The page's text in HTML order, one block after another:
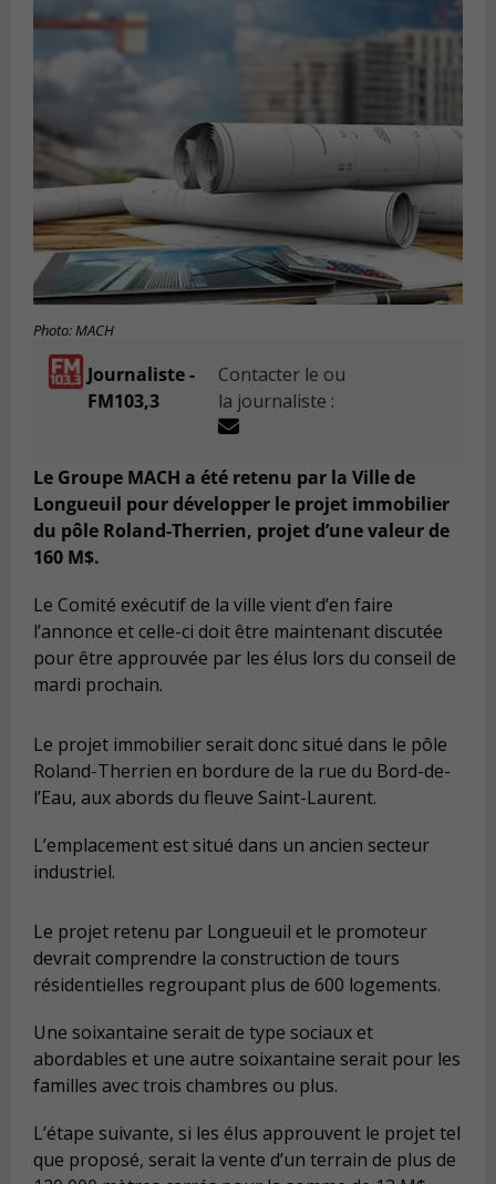
Photo: MACH
Journaliste -
FM103,3
Contacter le ou
la journaliste :
Le Groupe MACH a été retenu par la Ville de
Longueuil pour développer le projet immobilier
du pôle Roland-Therrien, projet d’une valeur de
160 M$.
Le Comité exécutif de la ville vient d’en faire
l’annonce et celle-ci doit être maintenant discutée
pour être approuvée par les élus lors du conseil de
mardi prochain.
Le projet immobilier serait donc situé dans le pôle
Roland-Therrien en bordure de la rue du Bord-de-
l’Eau, aux abords du fleuve Saint-Laurent.
L’emplacement est situé dans un ancien secteur
industriel.
Le projet retenu par Longueuil et le promoteur
devrait comprendre la construction de tours
résidentielles regroupant plus de 600 logements.
Une soixantaine serait de type sociaux et
abordables et une autre soixantaine serait pour les
familles avec trois chambres ou plus.
L’étape suivante, si les élus approuvent le projet tel
que proposé, serait la vente d’un terrain de plus de